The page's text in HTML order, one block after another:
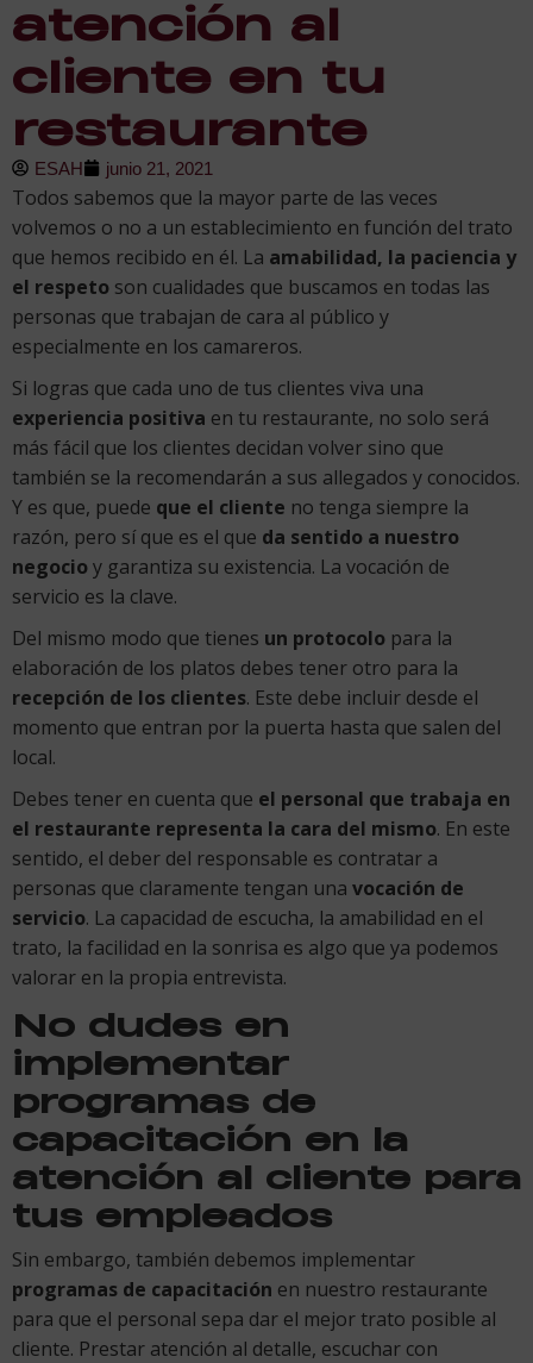
atención al
cliente en tu
restaurante
ESAH junio 21, 2021
Todos sabemos que la mayor parte de las veces
volvemos o no a un establecimiento en función del trato
que hemos recibido en él. La amabilidad, la paciencia y
el respeto son cualidades que buscamos en todas las
personas que trabajan de cara al público y
especialmente en los camareros.
Si logras que cada uno de tus clientes viva una
experiencia positiva en tu restaurante, no solo será
más fácil que los clientes decidan volver sino que
también se la recomendarán a sus allegados y conocidos.
Y es que, puede que el cliente no tenga siempre la
razón, pero sí que es el que da sentido a nuestro
negocioy garantiza su existencia. La vocación de
servicio es la clave.
Del mismo modo que tienes un protocolo para la
elaboración de los platos debes tener otro para la
recepción de los clientes. Este debe incluir desde el
momento que entran por la puerta hasta que salen del
local.
Debes tener en cuenta que el personal que trabaja en
el restaurante representa la cara del mismo. En este
sentido, el deber del responsable es contratar a
personas que claramente tengan una vocación de
servicio. La capacidad de escucha, la amabilidad en el
trato, la facilidad en la sonrisa es algo que ya podemos
valorar en la propia entrevista.
No dudes en
implementar
programas de
capacitación en la
atención al cliente para
tus empleados
Sin embargo, también debemos implementar
programas de capacitación en nuestro restaurante
para que el personal sepa dar el mejor trato posible al
cliente. Prestar atención al detalle, escuchar con